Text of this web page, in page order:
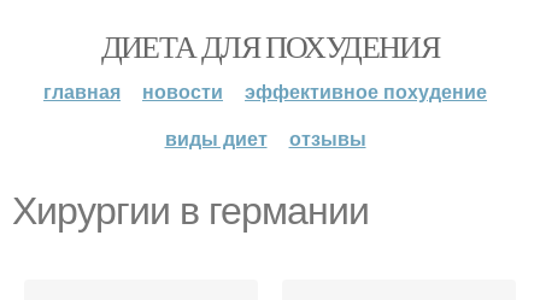
ДИЕТА ДЛЯ ПОХУДЕНИЯ
главная новости
эффективное похудение
виды диет
отзывы
Хирургии в германии